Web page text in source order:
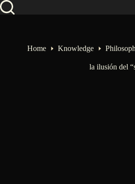
Skip
to
Home Knowledge
la ilusión del